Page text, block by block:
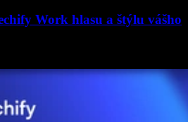
Work hlasu a štýlu vášho